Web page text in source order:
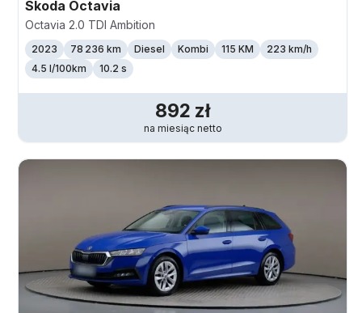
Skoda Octavia
Octavia 2.0 TDI Ambition
2023 78 236 km Diesel Kombi 115 KM 223 km/h
4.5 l/100km
10.2 s
892 zł
na miesiąc netto